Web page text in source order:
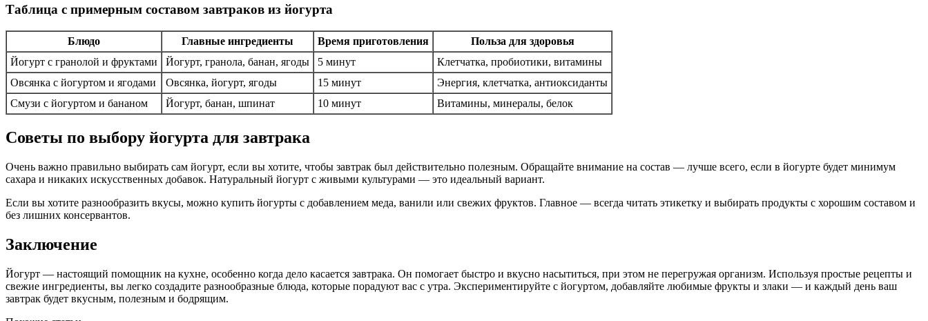
Таблица с примерным составом завтраков из йогурта
Блюдо Главные ингредиенты Время приготовления
Польза для здоровья
Йогурт с гранолой и фруктами
Йогурт, гранола, банан, ягоды 5 минут
Клетчатка, пробиотики, витамины
Овсянка с йогуртом и ягодами
Овсянка, йогурт, ягоды 15 минут
Энергия, клетчатка, антиоксиданты
Смузи с йогуртом и бананом
Йогурт, банан, шпинат 10 минут Витамины, минералы, белок
Советы по выбору йогурта для завтрака
Очень важно правильно выбирать сам йогурт, если вы хотите, чтобы завтрак был действительно полезным. Обращайте внимание на состав — лучше всего, если в йогурте будет минимум
сахара и никаких искусственных добавок. Натуральный йогурт с живыми культурами — это идеальный вариант.
Если вы хотите разнообразить вкусы, можно купить йогурты с добавлением меда, ванили или свежих фруктов. Главное — всегда читать этикетку и выбирать продукты с хорошим составом и
без лишних консервантов.
Заключение
Йогурт — настоящий помощник на кухне, особенно когда дело касается завтрака. Он помогает быстро и вкусно насытиться, при этом не перегружая организм. Используя простые рецепты и
свежие ингредиенты, вы легко создадите разнообразные блюда, которые порадуют вас с утра. Экспериментируйте с йогуртом, добавляйте любимые фрукты и злаки — и каждый день ваш
завтрак будет вкусным, полезным и бодрящим.